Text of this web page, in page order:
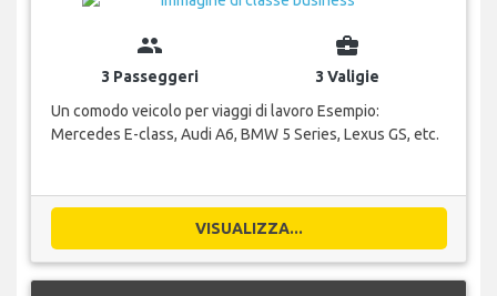
group
3 Passeggeri
business_center
3 Valigie
Un comodo veicolo per viaggi di lavoro Esempio:
Mercedes E-class, Audi A6, BMW 5 Series, Lexus GS, etc.
VISUALIZZA...